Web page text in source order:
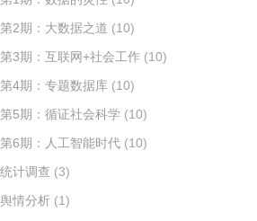
第2期：大数据之道 (10)
第3期：互联网+社会工作 (10)
第4期：专题数据库 (10)
第5期：循证社会科学 (10)
第6期：人工智能时代 (10)
统计调查 (3)
舆情分析 (1)